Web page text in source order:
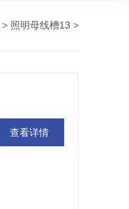
> 照明母线槽13 >
查看详情